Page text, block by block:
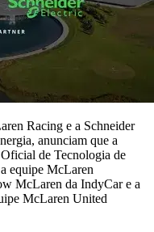
Racing e a Schneider
anunciam que a
de Tecnologia de
equipe McLaren
McLaren da IndyCar e a
McLaren United